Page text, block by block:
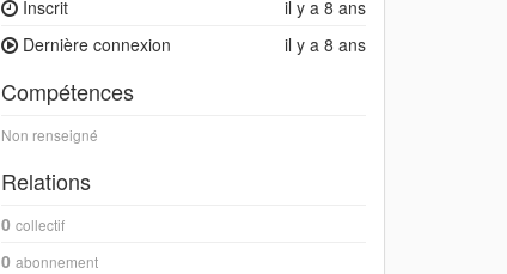
il y a 8 ans
Inscrit
il y a 8 ans
Dernière connexion
Compétences
Non renseigné
Relations
0 collectif
0 abonnement